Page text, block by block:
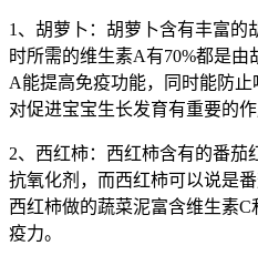
1、胡萝卜：胡萝卜含有丰富的
时所需的维生素A有70%都是
A能提高免疫功能，同时能防止
对促进宝宝生长发育有重要的作
2、西红柿：西红柿含有的番茄
抗氧化剂，而西红柿可以说是
西红柿做的蔬菜泥富含维生素
疫力。